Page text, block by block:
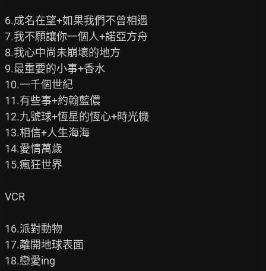
6.成名在望+如果我們不曾相遇
7.我不願讓你一個人+諾亞方舟
8.我心中尚未崩壞的地方
9.最重要的小事+香水
10.一千個世紀
11.有些事+約翰藍儂
12.九號球+恆星的恆心+時光機
13.相信+人生海海
14.愛情萬歲
15.瘋狂世界
VCR
16.派對動物
17.離開地球表面
18.戀愛ing